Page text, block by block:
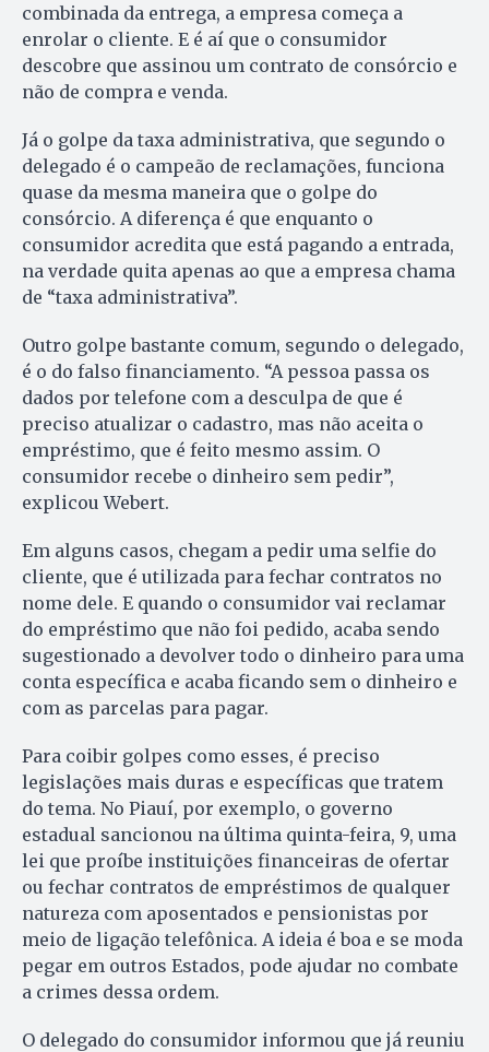
combinada da entrega, a empresa começa a
enrolar o cliente. E é aí que o consumidor
descobre que assinou um contrato de consórcio e
não de compra e venda.
Já o golpe da taxa administrativa, que segundo o
delegado é o campeão de reclamações, funciona
quase da mesma maneira que o golpe do
consórcio. A diferença é que enquanto o
consumidor acredita que está pagando a entrada,
na verdade quita apenas ao que a empresa chama
de “taxa administrativa”.
Outro golpe bastante comum, segundo o delegado,
é o do falso financiamento. “A pessoa passa os
dados por telefone com a desculpa de que é
preciso atualizar o cadastro, mas não aceita o
empréstimo, que é feito mesmo assim. O
consumidor recebe o dinheiro sem pedir”,
explicou Webert.
Em alguns casos, chegam a pedir uma selfie do
cliente, que é utilizada para fechar contratos no
nome dele. E quando o consumidor vai reclamar
do empréstimo que não foi pedido, acaba sendo
sugestionado a devolver todo o dinheiro para uma
conta específica e acaba ficando sem o dinheiro e
com as parcelas para pagar.
Para coibir golpes como esses, é preciso
legislações mais duras e específicas que tratem
do tema. No Piauí, por exemplo, o governo
estadual sancionou na última quinta-feira, 9, uma
lei que proíbe instituições financeiras de ofertar
ou fechar contratos de empréstimos de qualquer
natureza com aposentados e pensionistas por
meio de ligação telefônica. A ideia é boa e se moda
pegar em outros Estados, pode ajudar no combate
a crimes dessa ordem.
O delegado do consumidor informou que já reuniu